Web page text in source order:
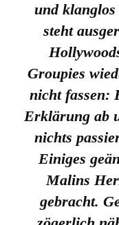
und
steht
Groupies
nicht fassen:
Erklärung ab
nichts
Einiges
Malins
gebracht.